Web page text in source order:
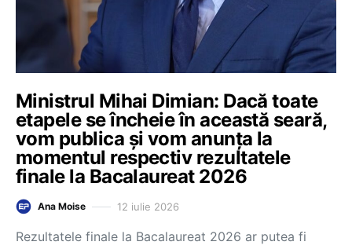
Ministrul Mihai Dimian: Dacă toate
etapele se încheie în această seară,
vom publica și vom anunța la
momentul respectiv rezultatele
finale la Bacalaureat 2026
Ana Moise 12 iulie 2026
Rezultatele finale la Bacalaureat 2026 ar putea fi